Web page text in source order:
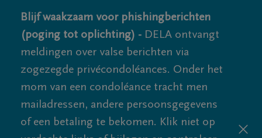
Blijf waakzaam voor phishingberichten
(poging tot oplichting) - DELA ontvangt
meldingen over valse berichten via
zogezegde privécondoléances. Onder het
mom van een condoléance tracht men
mailadressen, andere persoonsgegevens
of een betaling te bekomen. Klik niet op